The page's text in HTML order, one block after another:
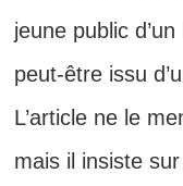
jeune public
peut-être issu
L’article ne le
mais il insiste